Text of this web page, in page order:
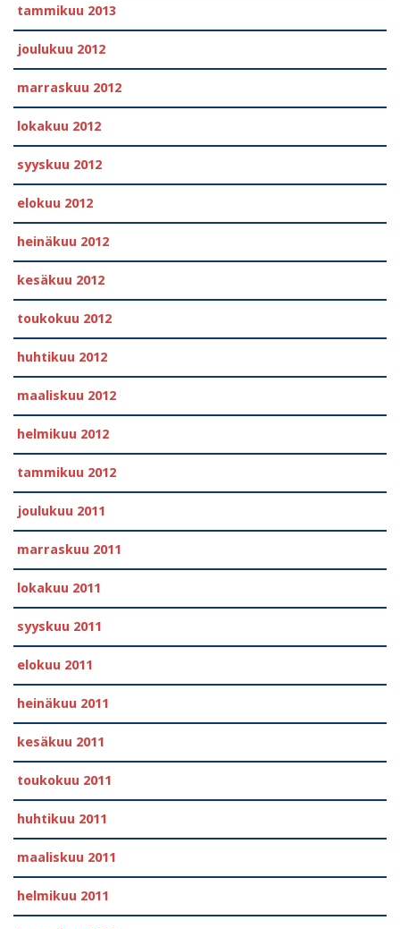
tammikuu 2013
joulukuu 2012
marraskuu 2012
lokakuu 2012
syyskuu 2012
elokuu 2012
heinäkuu 2012
kesäkuu 2012
toukokuu 2012
huhtikuu 2012
maaliskuu 2012
helmikuu 2012
tammikuu 2012
joulukuu 2011
marraskuu 2011
lokakuu 2011
syyskuu 2011
elokuu 2011
heinäkuu 2011
kesäkuu 2011
toukokuu 2011
huhtikuu 2011
maaliskuu 2011
helmikuu 2011